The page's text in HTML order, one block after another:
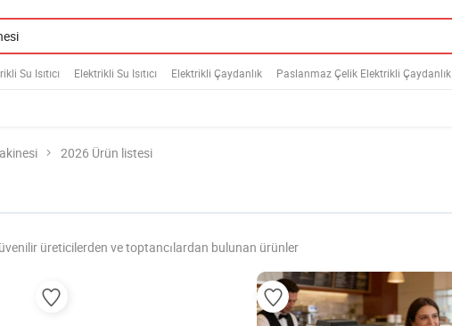
Su Isıtıcı Elektrikli Su Isıtıcı Elektrikli Çaydanlık Paslanmaz Çelik Elektrikli Çaydanlık
2026 Ürün listesi
üreticilerden ve toptancılardan bulunan ürünler